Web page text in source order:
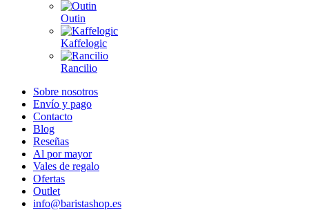
Outin
Kaffelogic
Rancilio
Sobre nosotros
Envío y pago
Contacto
Blog
Reseñas
Al por mayor
Vales de regalo
Ofertas
Outlet
info@baristashop.es